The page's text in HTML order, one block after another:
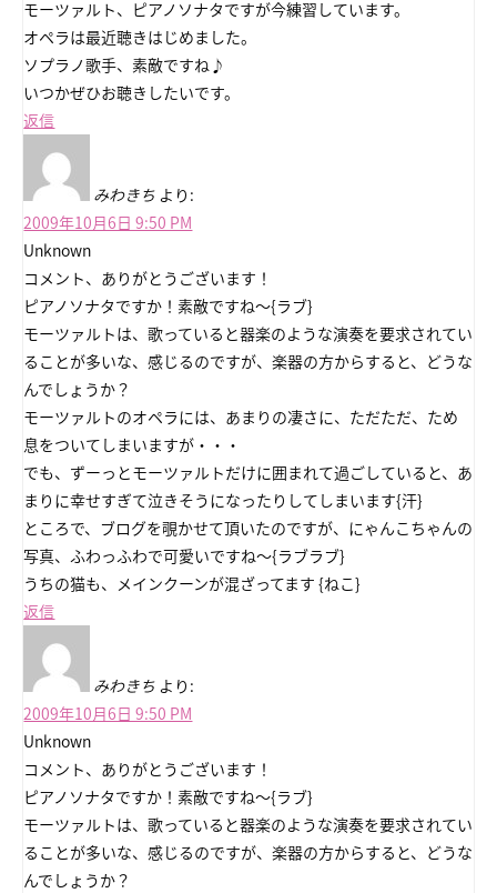
モーツァルト、ピアノソナタですが今練習しています。
オペラは最近聴きはじめました。
ソプラノ歌手、素敵ですね♪
いつかぜひお聴きしたいです。
返信
みわきち より:
2009年10月6日 9:50 PM
Unknown
コメント、ありがとうございます！
ピアノソナタですか！素敵ですね～{ラブ}
モーツァルトは、歌っていると器楽のような演奏を要求されてい
ることが多いな、感じるのですが、楽器の方からすると、どうな
んでしょうか？
モーツァルトのオペラには、あまりの凄さに、ただただ、ため
息をついてしまいますが・・・
でも、ずーっとモーツァルトだけに囲まれて過ごしていると、あ
まりに幸せすぎて泣きそうになったりしてしまいます{汗}
ところで、ブログを覗かせて頂いたのですが、にゃんこちゃんの
写真、ふわっふわで可愛いですね～{ラブラブ}
うちの猫も、メインクーンが混ざってます {ねこ}
返信
みわきち より:
2009年10月6日 9:50 PM
Unknown
コメント、ありがとうございます！
ピアノソナタですか！素敵ですね～{ラブ}
モーツァルトは、歌っていると器楽のような演奏を要求されてい
ることが多いな、感じるのですが、楽器の方からすると、どうな
んでしょうか？